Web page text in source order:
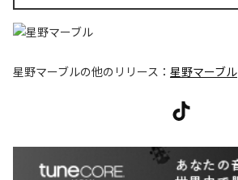
星野マーブルの他のリリース： 星野マーブル